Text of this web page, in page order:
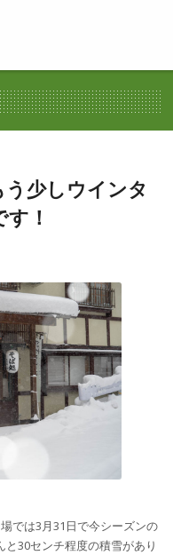
少しウインタ
！
では3月31日で今シーズンの
30センチ程度の積雪があり